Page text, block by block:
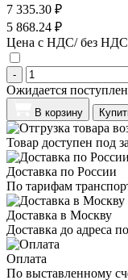
7 335.30 ₽
5 868.24 ₽
Цена с НДС/ без НДС
-
Ожидается
В корзину
Товар доступен под
Доставка по России
По тарифам
Доставка в Москву
Доставка до адреса
Оплата
По выставленному